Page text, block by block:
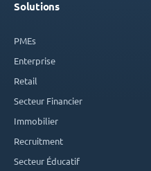
Solutions
PMEs
Enterprise
Retail
Secteur Financier
Immobilier
Recruitment
Secteur Éducatif